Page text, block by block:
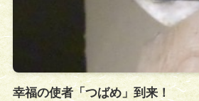
幸福の使者「つばめ」到来！